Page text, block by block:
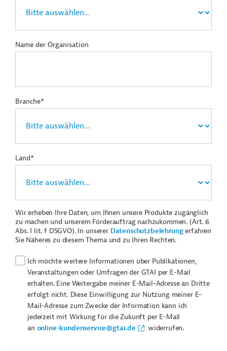
Name der Organisation
Branche*
Land*
Wir erheben Ihre Daten, um Ihnen unsere Produkte zugänglich
zu machen und unserem Förderauftrag nachzukommen. (Art. 6
Abs. I lit. f DSGVO). In unserer Datenschutzbelehrungerfahren
Sie Näheres zu diesem Thema und zu Ihren Rechten.
Ich möchte weitere Informationen über Publikationen,
Veranstaltungen oder Umfragen der GTAI per E-Mail
erhalten. Eine Weitergabe meiner E-Mail-Adresse an Dritte
erfolgt nicht. Diese Einwilligung zur Nutzung meiner E-
Mail-Adresse zum Zwecke der Information kann ich
jederzeit mit Wirkung für die Zukunft per E-Mail
an online-kundenservice@gtai.de widerrufen.